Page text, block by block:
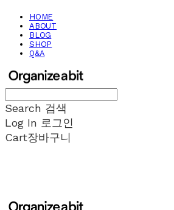
HOME
ABOUT
BLOG
SHOP
Q&A
Search 검색
Log In 로그인
Cart장바구니